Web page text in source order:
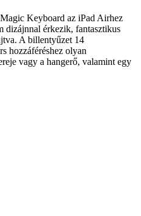
Keyboard az iPad Airhez
dizájnnal érkezik, fantasztikus
A billentyűzet 14
hozzáféréshez olyan
vagy a hangerő, valamint egy